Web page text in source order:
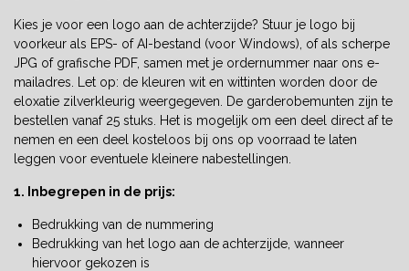
Kies je voor een logo aan de achterzijde? Stuur je logo bij
voorkeur als EPS- of AI-bestand (voor Windows), of als scherpe
JPG of grafische PDF, samen met je ordernummer naar ons e-
mailadres. Let op: de kleuren wit en wittinten worden door de
eloxatie zilverkleurig weergegeven. De garderobemunten zijn te
bestellen vanaf 25 stuks. Het is mogelijk om een deel direct af te
nemen en een deel kosteloos bij ons op voorraad te laten
leggen voor eventuele kleinere nabestellingen.
1. Inbegrepen in de prijs:
Bedrukking van de nummering
Bedrukking van het logo aan de achterzijde, wanneer
hiervoor gekozen is